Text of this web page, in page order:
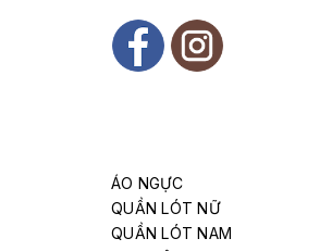
ÁO NGỰC
QUẦN LÓT NỮ
QUẦN LÓT NAM